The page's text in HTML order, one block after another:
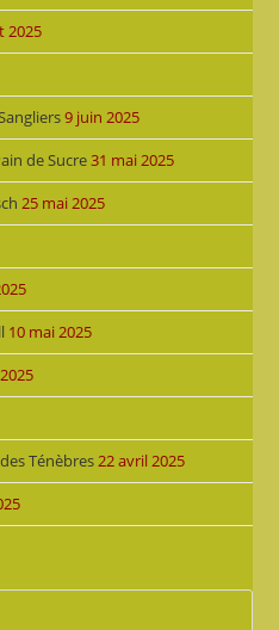
2025
9 juin 2025
de Sucre31 mai 2025
25 mai 2025
10 mai 2025
Ténèbres22 avril 2025